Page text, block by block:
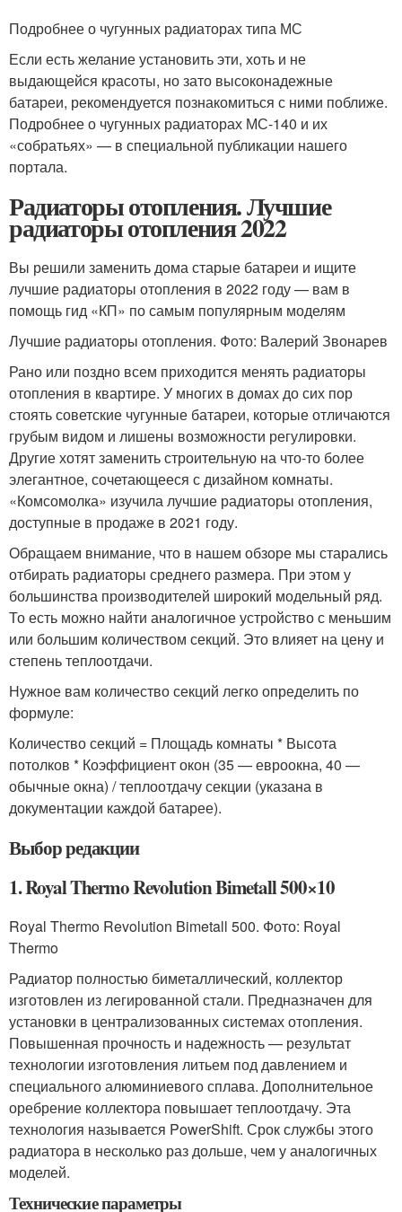
Подробнее о чугунных радиаторах типа МС
Если есть желание установить эти, хоть и не
выдающейся красоты, но зато высоконадежные
батареи, рекомендуется познакомиться с ними поближе.
Подробнее о чугунных радиаторах МС-140 и их
«собратьях» — в специальной публикации нашего
портала.
Радиаторы отопления. Лучшие
радиаторы отопления 2022
Вы решили заменить дома старые батареи и ищите
лучшие радиаторы отопления в 2022 году — вам в
помощь гид «КП» по самым популярным моделям
Лучшие радиаторы отопления. Фото: Валерий Звонарев
Рано или поздно всем приходится менять радиаторы
отопления в квартире. У многих в домах до сих пор
стоять советские чугунные батареи, которые отличаются
грубым видом и лишены возможности регулировки.
Другие хотят заменить строительную на что-то более
элегантное, сочетающееся с дизайном комнаты.
«Комсомолка» изучила лучшие радиаторы отопления,
доступные в продаже в 2021 году.
Обращаем внимание, что в нашем обзоре мы старались
отбирать радиаторы среднего размера. При этом у
большинства производителей широкий модельный ряд.
То есть можно найти аналогичное устройство с меньшим
или большим количеством секций. Это влияет на цену и
степень теплоотдачи.
Нужное вам количество секций легко определить по
формуле:
Количество секций = Площадь комнаты * Высота
потолков * Коэффициент окон (35 — евроокна, 40 —
обычные окна) / теплоотдачу секции (указана в
документации каждой батарее).
Выбор редакции
1. Royal Thermo Revolution Bimetall 500×10
Royal Thermo Revolution Bimetall 500. Фото: Royal
Thermo
Радиатор полностью биметаллический, коллектор
изготовлен из легированной стали. Предназначен для
установки в централизованных системах отопления.
Повышенная прочность и надежность — результат
технологии изготовления литьем под давлением и
специального алюминиевого сплава. Дополнительное
оребрение коллектора повышает теплоотдачу. Эта
технология называется PowerShift. Срок службы этого
радиатора в несколько раз дольше, чем у аналогичных
моделей.
Технические параметры